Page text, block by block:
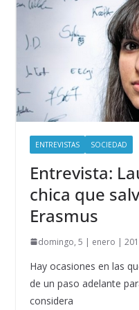
ENTREVISTAS SOCIEDAD
Entrevista:
chica que
Erasmus
domingo, 5 | enero |
Hay ocasiones en las
de un paso adelante
considera